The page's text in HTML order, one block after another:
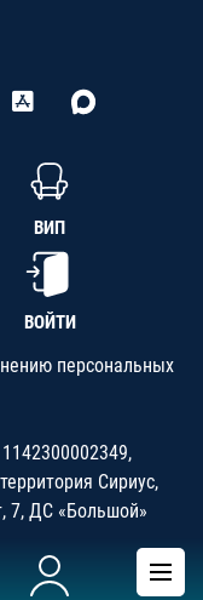
ВИП
ВОЙТИ
персональных
Сириус,
7, ДС «Большой»